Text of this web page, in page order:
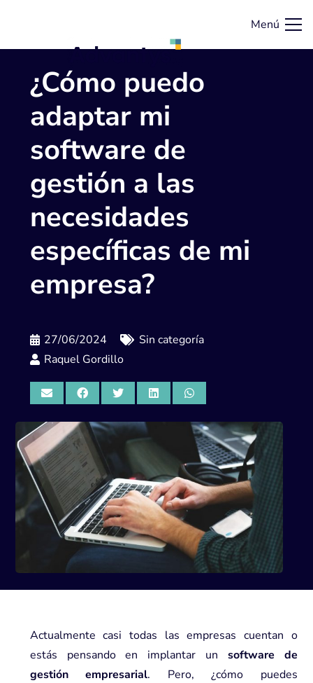
Menú
¿Cómo puedo
adaptar mi
software de
gestión a las
necesidades
específicas de mi
empresa?
27/06/2024
Sin categoría
Raquel Gordillo
Actualmente casi todas las empresas cuentan o
estás pensando en implantar un software de
gestión empresarial. Pero, ¿cómo puedes